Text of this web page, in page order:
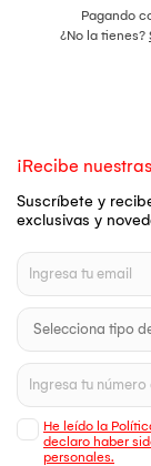
Pagando
¿No la tienes?
¡Recibe
Suscríbete y
exclusivas y
He leído la
declaro haber
personales.